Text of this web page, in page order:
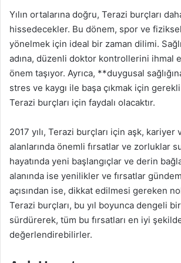
Yılın ortalarına doğru, Terazi burçları
hissedecekler. Bu dönem, spor ve
yönelmek için ideal bir zaman dilimi.
adına, düzenli doktor kontrollerini ihmal
önem taşıyor. Ayrıca, **duygusal
stres ve kaygı ile başa çıkmak için
Terazi burçları için faydalı olacaktır.
2017 yılı, Terazi burçları için aşk, kariyer
alanlarında önemli fırsatlar ve zorluklar
hayatında yeni başlangıçlar ve derin
alanında ise yenilikler ve fırsatlar
açısından ise, dikkat edilmesi gereken
Terazi burçları, bu yıl boyunca dengeli
sürdürerek, tüm bu fırsatları en iyi
değerlendirebilirler.